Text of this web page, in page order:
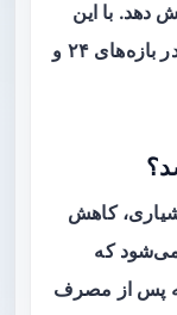
دهد. با این
حال، تاثیری در بهبود بازیابی یا عملکرد در بازه‌های ۲۴ و
کاهش
که
پس از مصرف